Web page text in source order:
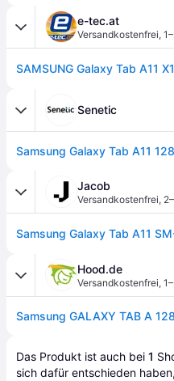
e-tec.at
Versandkostenfrei,
Senetic
Jacob
Versandkostenfrei,
Hood.de
Versandkostenfrei,
Samsung GALAXY TAB A
Das Produkt ist auch bei 1
sich dafür entschieden